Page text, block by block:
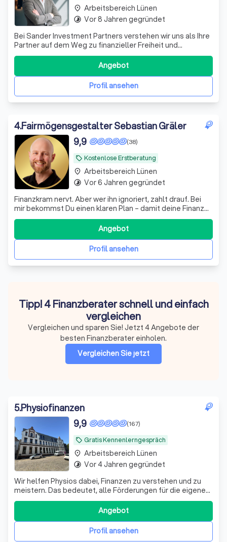
Bei Sander Investment Partners verstehen wir uns als Ihre
Partner auf dem Weg zu finanzieller Freiheit und
Sicherheit. Mit über einem Jahrzehnt Erfahrung im
Investmentbereich und einem engagierten Team aus
Experten bieten wir maßgeschneiderte Anlagestrategien,
die perfekt auf Ihre individuellen Bedü
Profil ansehen
Angebot
place Arbeitsbereich Lünen
timelapse Vor 8 Jahren gegründet
4.Fairmögensgestalter Sebastian Gräler
local_offer Kostenlose Erstberatung
(38)
9,9
Finanzkram nervt. Aber wer ihn ignoriert, zahlt drauf. Bei
mir bekommst Du einen klaren Plan – damit deine Finanzen
genauso rund laufen wie der Rest deines Lebens.
Profil ansehen
Angebot
place Arbeitsbereich Lünen
timelapse Vor 6 Jahren gegründet
Tipp! 4 Finanzberater schnell und einfach
vergleichen
Vergleichen und sparen Sie! Jetzt 4 Angebote der
besten Finanzberater einholen.
Vergleichen Sie jetzt
5.Physiofinanzen
local_offer Gratis Kennenlerngespräch
(167)
9,9
Wir helfen Physios dabei, Finanzen zu verstehen und zu
meistern. Das bedeutet, alle Förderungen für die eigene
Vorsorge und Absicherung richtig zu nutzen.
Profil ansehen
Angebot
place Arbeitsbereich Lünen
timelapse Vor 4 Jahren gegründet